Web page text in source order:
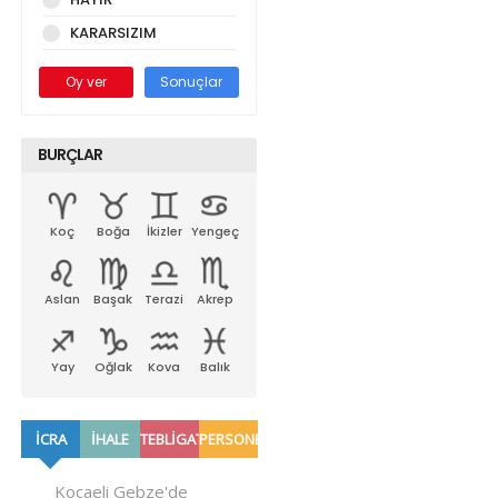
KARARSIZIM
Oy ver Sonuçlar
BURÇLAR
Koç Boğa İkizler Yengeç
Aslan Başak Terazi Akrep
Yay Oğlak Kova Balık